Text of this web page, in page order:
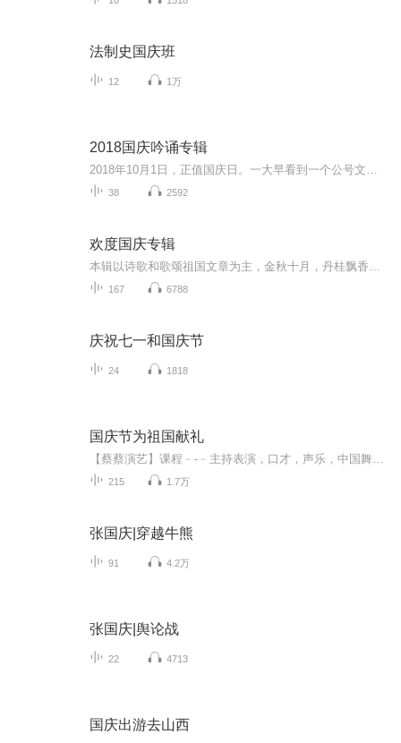
法制史国庆班
12 1万
2018国庆吟诵专辑
38 2592
欢度国庆专辑
167 6788
庆祝七一和国庆节
24 1818
国庆节为祖国献礼
215 1.7万
张国庆|穿越牛熊
91 4.2万
张国庆|舆论战
22 4713
国庆出游去山西